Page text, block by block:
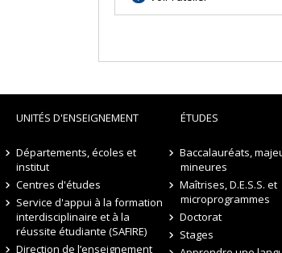
UNITÉS D'ENSEIGNEMENT
Départements, écoles et
institut
Centres d'études
Service d'appui à la formation
interdisciplinaire et à la
réussite étudiante (SAFIRE)
Direction de l’enseignement
ÉTUDES
Baccalauréats,
mineures
Maîtrises, D.E.S.S. et
microprogrammes
Doctorat
Stages